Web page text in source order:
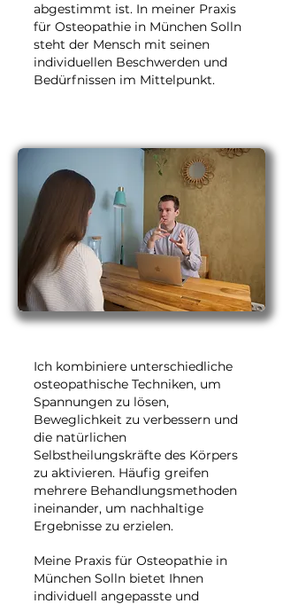
abgestimmt ist. In meiner Praxis
für Osteopathie in München Solln
steht der Mensch mit seinen
individuellen Beschwerden und
Bedürfnissen im Mittelpunkt.
​​​​​Ich kombiniere unterschiedliche
osteopathische Techniken, um
Spannungen zu lösen,
Beweglichkeit zu verbessern und
die natürlichen
Selbstheilungskräfte des Körpers
zu aktivieren. Häufig greifen
mehrere Behandlungsmethoden
ineinander, um nachhaltige
Ergebnisse zu erzielen.
Meine Praxis für Osteopathie in
München Solln bietet Ihnen
individuell angepasste und